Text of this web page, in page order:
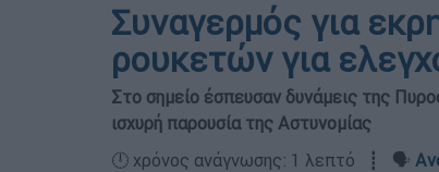
Συναγερμός για
ρουκετών για
Στο σημείο έσπευσαν δυνάμεις της
ισχυρή παρουσία της Αστυνομίας
🕛 χρόνος ανάγνωσης: 1 λεπτό ┋ 🗣️